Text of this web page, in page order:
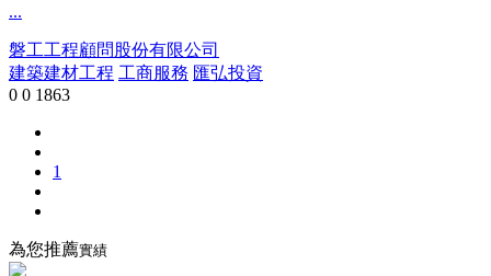
...
磐工工程顧問股份有限公司
建築建材工程 工商服務 匯弘投資
0 0 1863
1
為您推薦實績